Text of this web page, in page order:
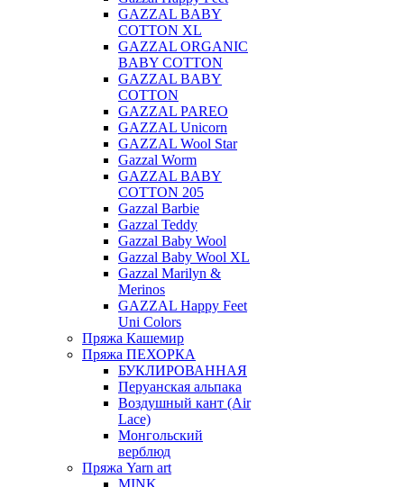
GAZZAL BABY
COTTON XL
GAZZAL ORGANIC
BABY COTTON
GAZZAL BABY
COTTON
GAZZAL PAREO
GAZZAL Unicorn
GAZZAL Wool Star
Gazzal Worm
GAZZAL BABY
COTTON 205
Gazzal Barbie
Gazzal Teddy
Gazzal Baby Wool
Gazzal Baby Wool XL
Gazzal Marilyn &
Merinos
GAZZAL Happy Feet
Uni Colors
Пряжа Кашемир
Пряжа ПЕХОРКА
БУКЛИРОВАННАЯ
Перуанская альпака
Воздушный кант (Air
Lace)
Монгольский
верблюд
Пряжа Yarn art
MINK